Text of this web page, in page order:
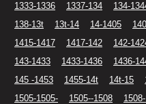
1333-1336
1337-134 134-
138-13t
13t-14 14-1405
1415-1417
1417-142 142-
143-1433
1433-1436 1436-
145 -1453
1455-14t 14t-15
1505-1505-
1505--1508